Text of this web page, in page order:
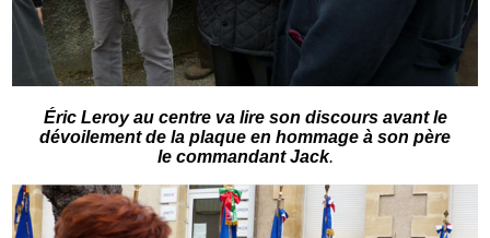
Éric Leroy au centre va lire son discours avant le
dévoilement de la plaque en hommage à son père
le commandant Jack.